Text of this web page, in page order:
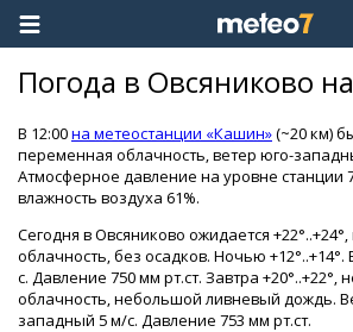
Погода в Овсяниково
В 12:00на метеостанции «Кашин»(~20 км)
переменная облачность, ветер юго-
Атмосферное давление на уровне станции
влажность воздуха 61%.
Сегодня в Овсяниково ожидается
облачность, без осадков. Ночью
с. Давление 750 мм рт.ст. Завтра +20°..+22°,
облачность, небольшой ливневый дождь.
западный 5 м/с. Давление 753 мм рт.ст.